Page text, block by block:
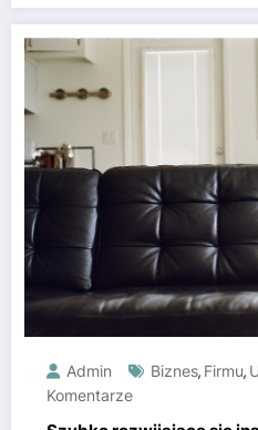
Admin Biznes, Firmu,
Komentarze